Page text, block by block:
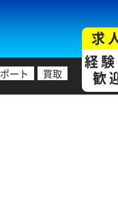
ート 買取
求
経
歓